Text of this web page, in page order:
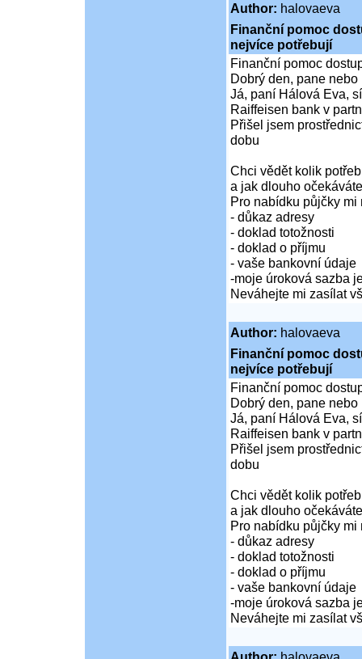
Author: halovaeva
Finanční pomoc
nejvíce potřebují
Finanční pomoc
Dobrý den, pane nebo
Já, paní Hálová Eva,
Raiffeisen bank v
Přišel jsem
dobu
Chci vědět kolik
a jak dlouho
Pro nabídku půjčky mi
- důkaz adresy
- doklad totožnosti
- doklad o příjmu
- vaše bankovní údaje
-moje úroková sazba
Neváhejte mi zasílat
Author: halovaeva
Finanční pomoc
nejvíce potřebují
Finanční pomoc
Dobrý den, pane nebo
Já, paní Hálová Eva,
Raiffeisen bank v
Přišel jsem
dobu
Chci vědět kolik
a jak dlouho
Pro nabídku půjčky mi
- důkaz adresy
- doklad totožnosti
- doklad o příjmu
- vaše bankovní údaje
-moje úroková sazba
Neváhejte mi zasílat